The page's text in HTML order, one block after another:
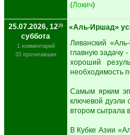
(Локич)
25.07.2026, 1229
суббота
1 комментарий
33 прочитавших
«Аль-Иршад»
Ливанский
главную задачу
хороший
необходимость
Самым ярким
ключевой дуэли
втором сыграла
В Кубке Азии